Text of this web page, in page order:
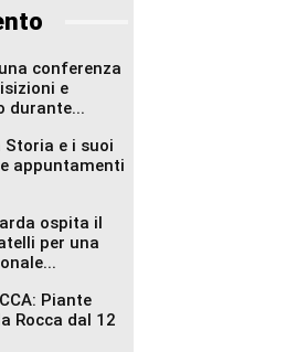
conferenza
e
durante...
Storia e i suoi
appuntamenti
ospita il
per una
Piante
Rocca dal 12